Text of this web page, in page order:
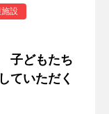
設
子どもたち
ていただく